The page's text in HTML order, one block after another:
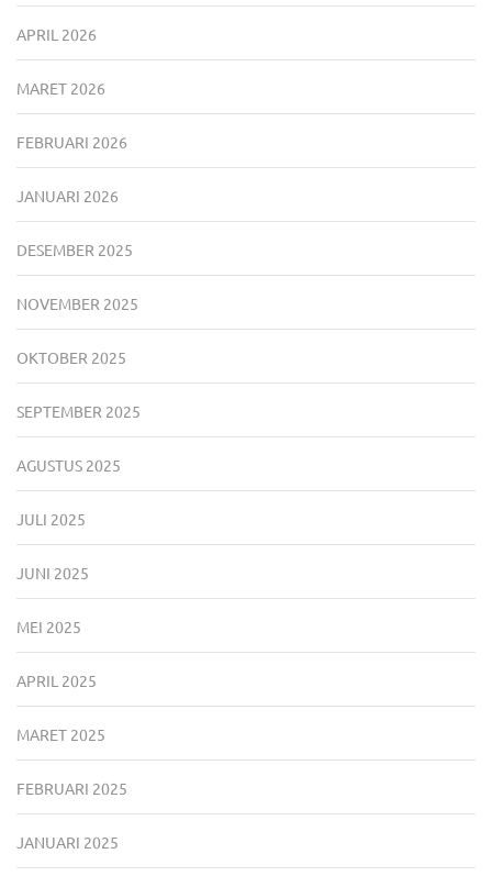
APRIL 2026
MARET 2026
FEBRUARI 2026
JANUARI 2026
DESEMBER 2025
NOVEMBER 2025
OKTOBER 2025
SEPTEMBER 2025
AGUSTUS 2025
JULI 2025
JUNI 2025
MEI 2025
APRIL 2025
MARET 2025
FEBRUARI 2025
JANUARI 2025